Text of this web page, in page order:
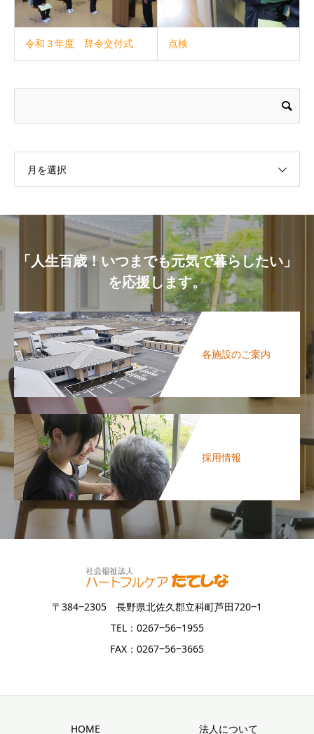
令和３年度 辞令交付式 点検
月を選択
「人生百歳！いつまでも元気で暮らしたい」
を応援します。
各施設のご案内
採用情報
〒384‒2305 長野県北佐久郡立科町芦田720‒1
TEL：0267‒56‒1955
FAX：0267‒56‒3665
HOME 法人について